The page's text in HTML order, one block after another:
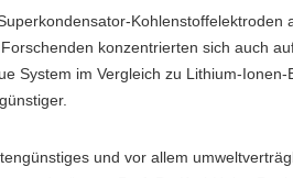
konzentrierten sich auch
System im Vergleich zu Lithium-
und vor allem